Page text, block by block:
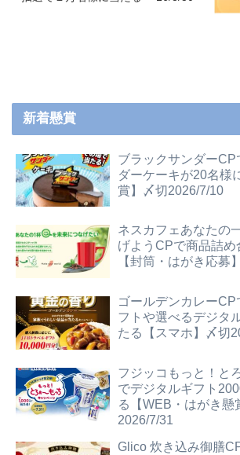
新着懸賞
ブラックサンダーCP
ダーケーキが20名様
賞】〆切2026/7/10
ネスカフェあなたの
げようCPで商品詰め
【封筒・はがき応募
ゴールデンカレー
フトや選べるデジタ
たる【スマホ】〆切
フジッコもっと！と
でデジタルギフト
る【WEB・はがき懸
2026/7/31
Glico 炊き込み御膳